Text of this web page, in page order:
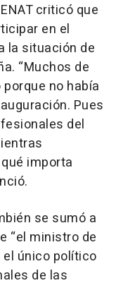
criticó que
en el
la situación de
“Muchos de
no había
Pues
del
importa
se sumó a
“el ministro de
el único político
de las